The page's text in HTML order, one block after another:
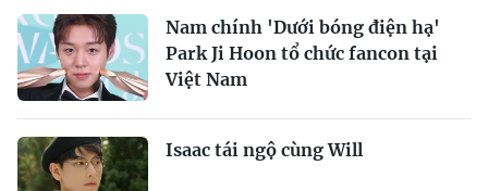
Nam chính 'Dưới bóng điện hạ'
Park Ji Hoon tổ chức fancon tại
Việt Nam
Isaac tái ngộ cùng Will